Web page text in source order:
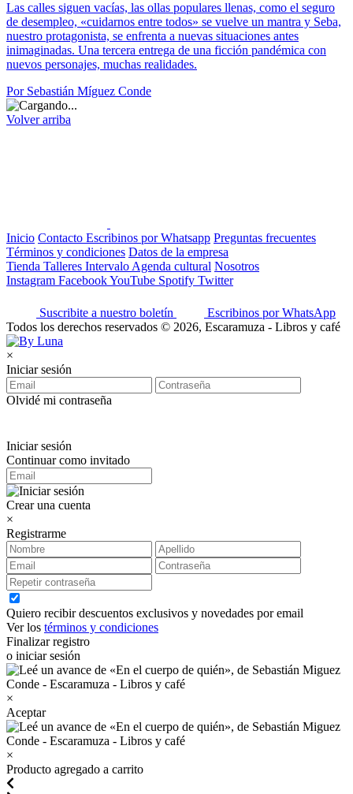
Las calles siguen vacías, las ollas populares llenas, como el seguro
de desempleo, «cuidarnos entre todos» se vuelve un mantra y Seba,
nuestro protagonista, se enfrenta a nuevas situaciones antes
inimaginadas. Una tercera entrega de una ficción pandémica con
nuevos personajes, muchas realidades.
Por Sebastián Míguez Conde
Volver arriba
Inicio Contacto Escribinos por Whatsapp Preguntas frecuentes
Términos y condiciones Datos de la empresa
Tienda Talleres Intervalo Agenda cultural Nosotros
Instagram FacebookYouTube Spotify Twitter
Suscribite a nuestro boletín
Escribinos por WhatsApp
Todos los derechos reservados © 2026, Escaramuza - Libros y café
×
Iniciar sesión
Olvidé mi contraseña
Iniciar sesión
Continuar como invitado
Crear una cuenta
×
Registrarme
Quiero recibir descuentos exclusivos y novedades por email
Ver los términos y condiciones
Finalizar registro
o iniciar sesión
×
Aceptar
×
Producto agregado a carrito